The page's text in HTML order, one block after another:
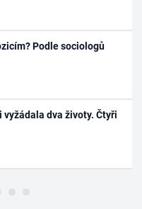
Podle sociologů
dva životy. Čtyři